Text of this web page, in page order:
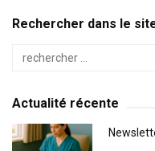
Rechercher dans le
Actualité récente